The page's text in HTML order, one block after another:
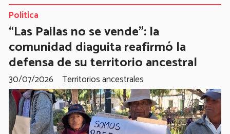
“Las Pailas no se vende”: la
comunidad diaguita reafirmó la
defensa de su territorio ancestral
Territorios ancestrales
Política
30/07/2026